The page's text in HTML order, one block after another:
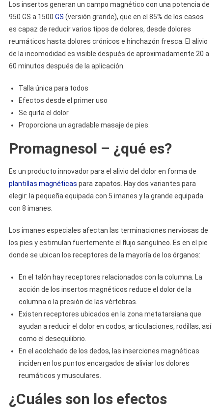
Los insertos generan un campo magnético con una potencia de
950 GS a 1500 GS (versión grande), que en el 85% de los casos
es capaz de reducir varios tipos de dolores, desde dolores
reumáticos hasta dolores crónicos e hinchazón fresca. El alivio
de la incomodidad es visible después de aproximadamente 20 a
60 minutos después de la aplicación.
Talla única para todos
Efectos desde el primer uso
Se quita el dolor
Proporciona un agradable masaje de pies.
Promagnesol – ¿qué es?
Es un producto innovador para el alivio del dolor en forma de
plantillas magnéticas para zapatos. Hay dos variantes para
elegir: la pequeña equipada con 5 imanes y la grande equipada
con 8 imanes.
Los imanes especiales afectan las terminaciones nerviosas de
los pies y estimulan fuertemente el flujo sanguíneo. Es en el pie
donde se ubican los receptores de la mayoría de los órganos:
En el talón hay receptores relacionados con la columna. La
acción de los insertos magnéticos reduce el dolor de la
columna o la presión de las vértebras.
Existen receptores ubicados en la zona metatarsiana que
ayudan a reducir el dolor en codos, articulaciones, rodillas, así
como el desequilibrio.
En el acolchado de los dedos, las inserciones magnéticas
inciden en los puntos encargados de aliviar los dolores
reumáticos y musculares.
¿Cuáles son los efectos